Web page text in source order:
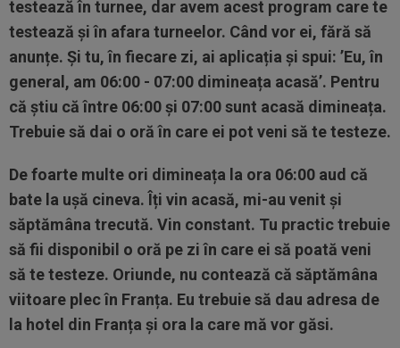
testează în turnee, dar avem acest program care te
testează și în afara turneelor. Când vor ei, fără să
anunțe. Și tu, în fiecare zi, ai aplicația și spui: ’Eu, în
general, am 06:00 - 07:00 dimineața acasă’. Pentru
că știu că între 06:00 și 07:00 sunt acasă dimineața.
Trebuie să dai o oră în care ei pot veni să te testeze.
De foarte multe ori dimineața la ora 06:00 aud că
bate la ușă cineva. Îți vin acasă, mi-au venit și
săptămâna trecută. Vin constant. Tu practic trebuie
să fii disponibil o oră pe zi în care ei să poată veni
să te testeze. Oriunde, nu contează că săptămâna
viitoare plec în Franța. Eu trebuie să dau adresa de
la hotel din Franța și ora la care mă vor găsi.